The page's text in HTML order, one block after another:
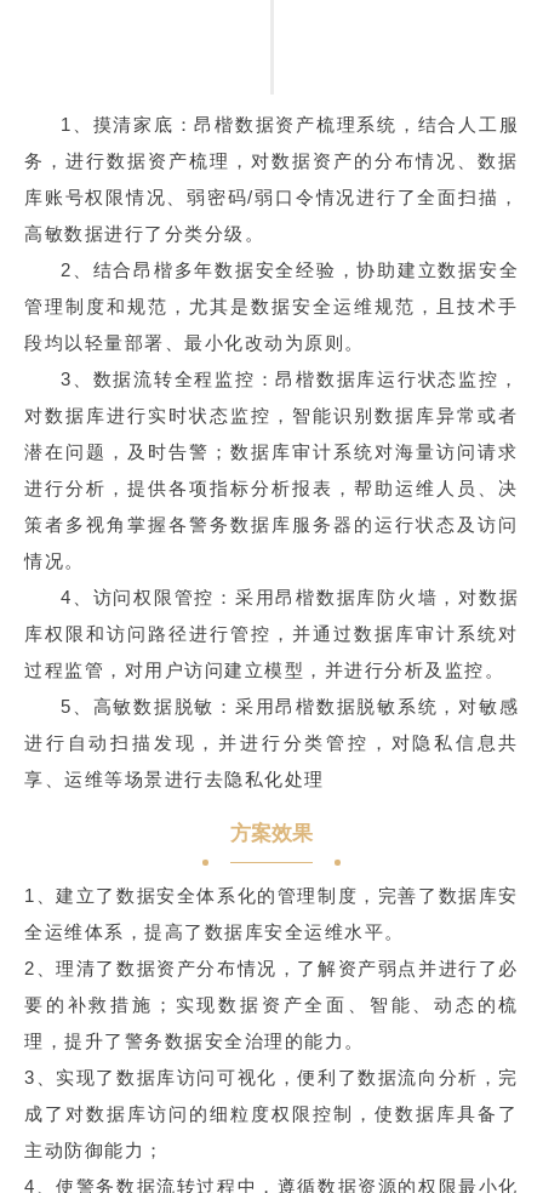
1、摸清家底：昂楷数据资产梳理系统，结合人工服
务，进行数据资产梳理，对数据资产的分布情况、数据
库账号权限情况、弱密码/弱口令情况进行了全面扫描，
高敏数据进行了分类分级。
2、结合昂楷多年数据安全经验，协助建立数据安全
管理制度和规范，尤其是数据安全运维规范，且技术手
段均以轻量部署、最小化改动为原则。
3、数据流转全程监控：昂楷数据库运行状态监控，
对数据库进行实时状态监控，智能识别数据库异常或者
潜在问题，及时告警；数据库审计系统对海量访问请求
进行分析，提供各项指标分析报表，帮助运维人员、决
策者多视角掌握各警务数据库服务器的运行状态及访问
情况。
4、访问权限管控：采用昂楷数据库防火墙，对数据
库权限和访问路径进行管控，并通过数据库审计系统对
过程监管，对用户访问建立模型，并进行分析及监控。
5、高敏数据脱敏：采用昂楷数据脱敏系统，对敏感
进行自动扫描发现，并进行分类管控，对隐私信息共
享、运维等场景进行去隐私化处理
方案效果
1、建立了数据安全体系化的管理制度，完善了数据库安
全运维体系，提高了数据库安全运维水平。
2、理清了数据资产分布情况，了解资产弱点并进行了必
要的补救措施；实现数据资产全面、智能、动态的梳
理，提升了警务数据安全治理的能力。
3、实现了数据库访问可视化，便利了数据流向分析，完
成了对数据库访问的细粒度权限控制，使数据库具备了
主动防御能力；
4、使警务数据流转过程中，遵循数据资源的权限最小化